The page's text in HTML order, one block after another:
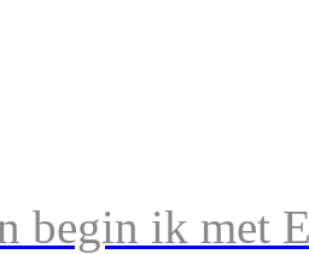
begin ik met